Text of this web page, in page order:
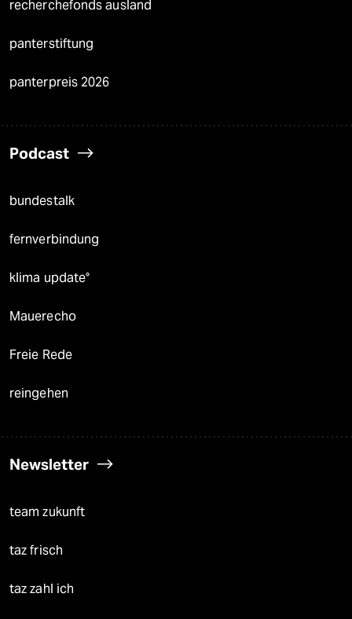
recherchefonds ausland
panterstiftung
panterpreis 2026
Podcast
bundestalk
fernverbindung
klima update°
Mauerecho
Freie Rede
reingehen
Newsletter
team zukunft
taz frisch
taz zahl ich